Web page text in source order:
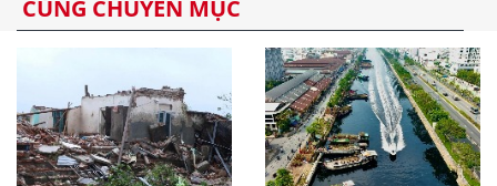
CÙNG CHUYÊN MỤC